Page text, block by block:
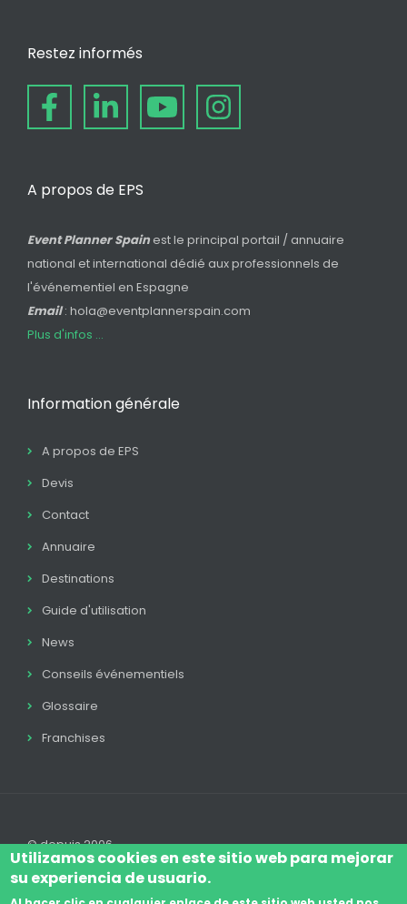
Restez informés
A propos de EPS
Event Planner Spain est le principal portail / annuaire
national et international dédié aux professionnels de
l'événementiel en Espagne
Email: hola@eventplannerspain.com
Plus d'infos ...
Information générale
A propos de EPS
Devis
Contact
Annuaire
Destinations
Guide d'utilisation
News
Conseils événementiels
Glossaire
Franchises
© depuis 2006
Utilizamos cookies en este sitio web para mejorar
su experiencia de usuario.